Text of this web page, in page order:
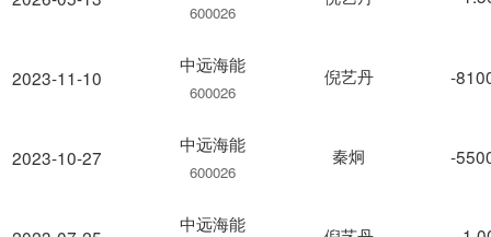
2023-11-10
2023-10-27
600026
中远海能
600026
倪艺丹 -
中远海能
600026
秦炯 -
中远海能